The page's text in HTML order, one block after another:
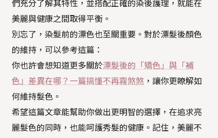
們充分了解其特性，並搭配正確的染後護理，就能在
美麗與健康之間取得平衡。
別忘了，染髮前的漂色也至關重要。對於漂髮後顏色
的維持，可以參考這篇：
你也許會想知道更多關於漂髮後的「矯色」與「補
色」差異在哪？一篇搞懂不再霧煞煞 ，讓你更瞭解如
何維持髮色。
希望這篇文章能幫助你做出更明智的選擇，在追求亮
麗髮色的同時，也能呵護秀髮的健康。記住，美麗不